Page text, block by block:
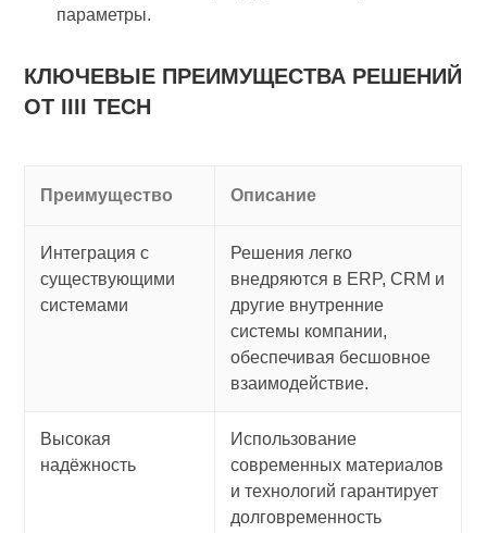
параметры.
КЛЮЧЕВЫЕ ПРЕИМУЩЕСТВА РЕШЕНИЙ
ОТ IIII TECH
Преимущество Описание
Интеграция с
существующими
системами
Решения легко
внедряются в ERP, CRM и
другие внутренние
системы компании,
обеспечивая бесшовное
взаимодействие.
Высокая
надёжность
Использование
современных материалов
и технологий гарантирует
долговременность